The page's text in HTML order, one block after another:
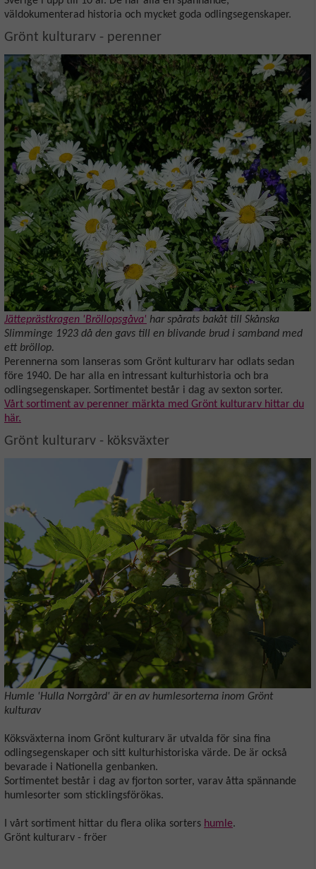
väldokumenterad historia och mycket goda odlingsegenskaper.
Grönt kulturarv - perenner
Jätteprästkragen 'Bröllopsgåva' har spårats bakåt till Skånska
Slimminge 1923 då den gavs till en blivande brud i samband med
ett bröllop.
Perennerna som lanseras som Grönt kulturarv har odlats sedan
före 1940. De har alla en intressant kulturhistoria och bra
odlingsegenskaper. Sortimentet består i dag av sexton sorter.
Vårt sortiment av perenner märkta med Grönt kulturarv hittar du
här.
Grönt kulturarv - köksväxter
Humle 'Hulla Norrgård' är en av humlesorterna inom Grönt
kulturav
Köksväxterna inom Grönt kulturarv är utvalda för sina fina
odlingsegenskaper och sitt kulturhistoriska värde. De är också
bevarade i Nationella genbanken.
Sortimentet består i dag av fjorton sorter, varav åtta spännande
humlesorter som sticklingsförökas.
I vårt sortiment hittar du flera olika sorters humle.
Grönt kulturarv - fröer